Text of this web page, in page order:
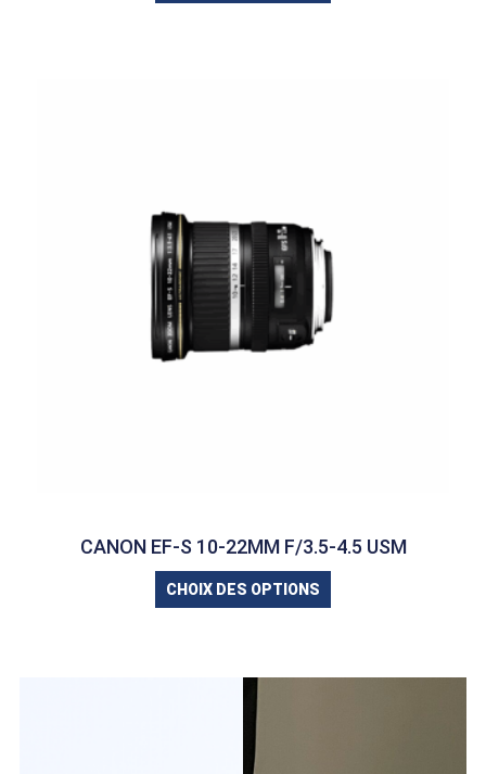
CANON EF-S 10-22MM F/3.5-4.5 USM
CHOIX DES OPTIONS